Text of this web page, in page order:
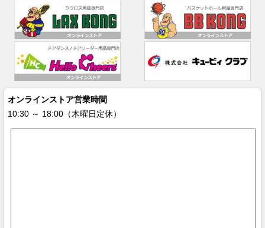
オンラインストア営業時間
10:30 ～ 18:00（木曜日定休）